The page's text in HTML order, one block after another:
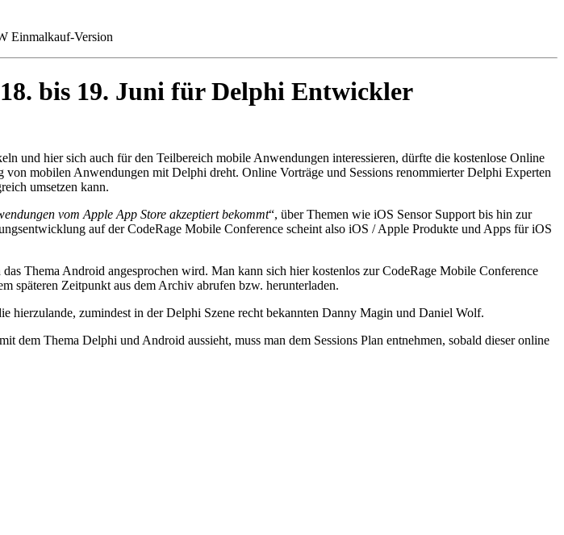
Einmalkauf-Version
bis 19. Juni für Delphi Entwickler
und hier sich auch für den Teilbereich mobile Anwendungen interessieren, dürfte die kostenlose Online
mobilen Anwendungen mit Delphi dreht. Online Vorträge und Sessions renommierter Delphi Experten
umsetzen kann.
vom Apple App Store akzeptiert bekommt“, über Themen wie iOS Sensor Support bis hin zur
auf der CodeRage Mobile Conference scheint also iOS / Apple Produkte und Apps für iOS
Thema Android angesprochen wird. Man kann sich hier kostenlos zur CodeRage Mobile Conference
späteren Zeitpunkt aus dem Archiv abrufen bzw. herunterladen.
hierzulande, zumindest in der Delphi Szene recht bekannten Danny Magin und Daniel Wolf.
Thema Delphi und Android aussieht, muss man dem Sessions Plan entnehmen, sobald dieser online